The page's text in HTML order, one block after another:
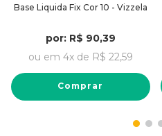
Base Liquida Fix Cor 10 - Vizzela
por: R$ 90,39
ou em 4x de R$ 22,59
Comprar